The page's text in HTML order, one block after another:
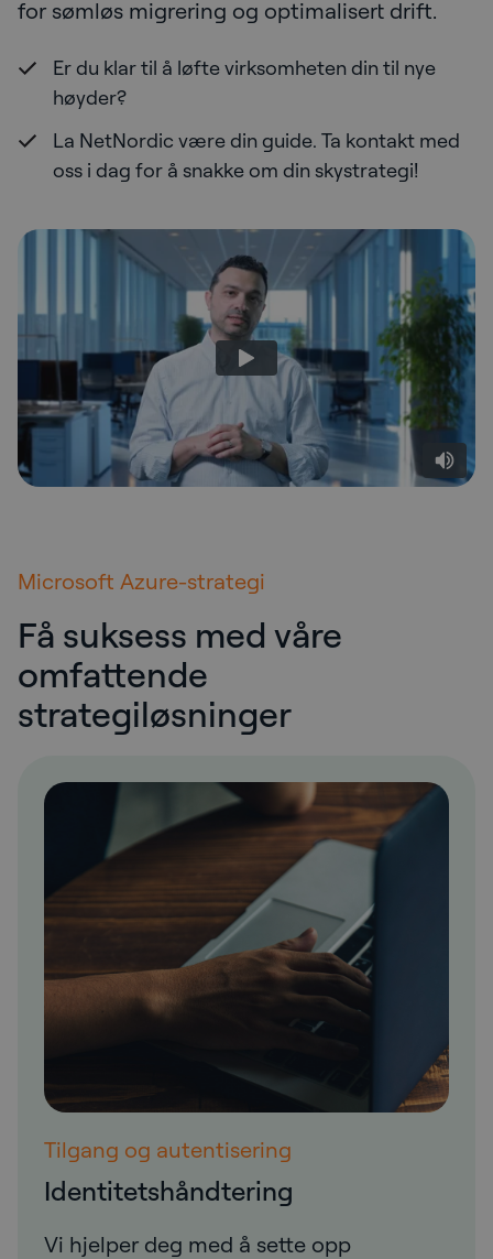
for sømløs migrering og optimalisert drift.
Er du klar til å løfte virksomheten din til nye
høyder?
La NetNordic være din guide. Ta kontakt med
oss i dag for å snakke om din skystrategi!
Microsoft Azure-strategi
Få suksess med våre
omfattende
strategiløsninger
Tilgang og autentisering
Identitetshåndtering
Vi hjelper deg med å sette opp